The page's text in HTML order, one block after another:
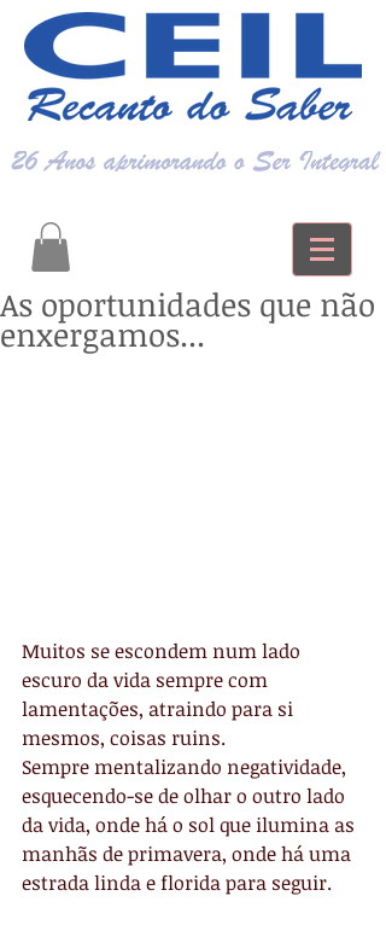
As oportunidades que não
enxergamos...
Muitos se escondem num lado
escuro da vida sempre com
lamentações, atraindo para si
mesmos, coisas ruins.
Sempre mentalizando negatividade,
esquecendo-se de olhar o outro lado
da vida, onde há o sol que ilumina as
manhãs de primavera, onde há uma
estrada linda e florida para seguir.